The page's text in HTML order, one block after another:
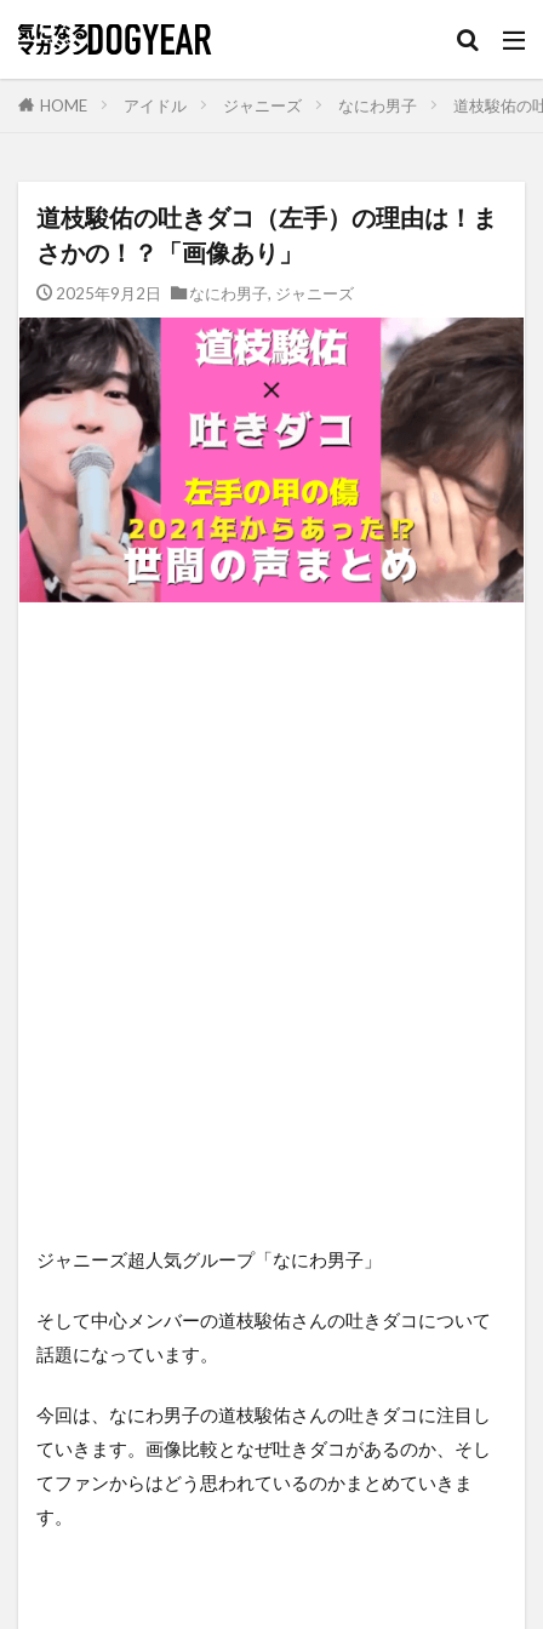
HOME アイドル ジャニーズ なにわ男子 道枝駿佑の
道枝駿佑の吐きダコ（左手）の理由は！ま
さかの！？「画像あり」
2025年9月2日 なにわ男子, ジャニーズ
ジャニーズ超人気グループ「なにわ男子」
そして中心メンバーの道枝駿佑さんの吐きダコについて
話題になっています。
今回は、なにわ男子の道枝駿佑さんの吐きダコに注目し
ていきます。画像比較となぜ吐きダコがあるのか、そし
てファンからはどう思われているのかまとめていきま
す。